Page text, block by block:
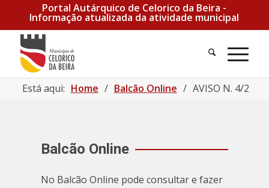
Portal Autárquico de Celorico da Beira -
Informação atualizada da atividade municipal
Está aqui: Home / Balcão Online / AVISO N. 4/
Balcão Online
No Balcão Online pode consultar e fazer